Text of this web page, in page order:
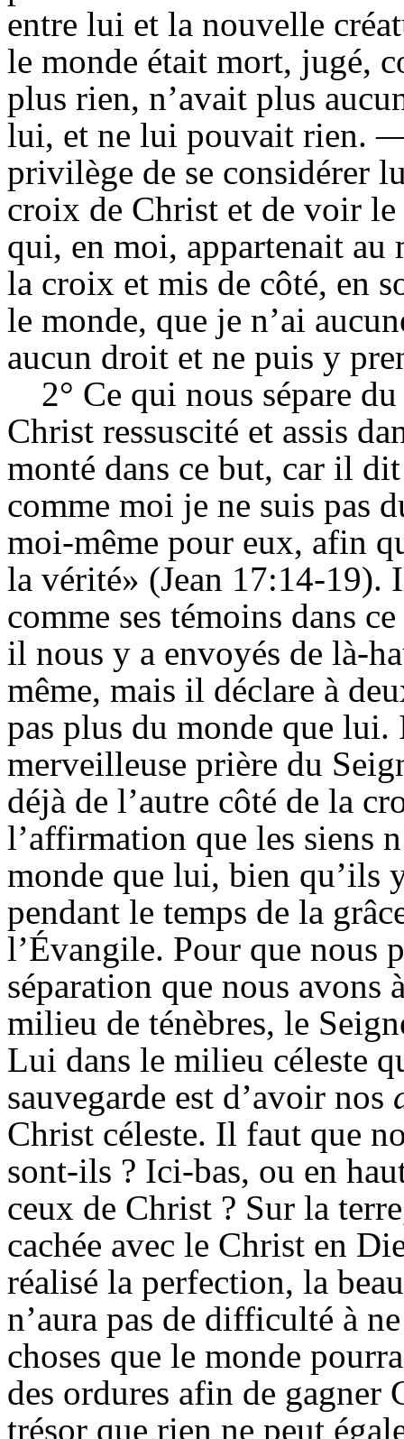
entre lui et la nouvelle
le monde était mort, jugé,
plus rien, n’avait plus
lui, et ne lui pouvait rien.
privilège de se considérer
croix de Christ et de voir
qui, en moi, appartenait au
la croix et mis de côté, en
le monde, que je n’ai
aucun droit et ne puis y
2° Ce qui nous sépare
Christ ressuscité et assis
monté dans ce but, car il
comme moi je ne suis pas
moi-même pour eux, afin
la vérité» (Jean 17:14-19).
comme ses témoins dans
il nous y a envoyés de là-
même, mais il déclare à
pas plus du monde que lui.
merveilleuse prière du
déjà de l’autre côté de la
l’affirmation que les siens
monde que lui, bien qu’ils
pendant le temps de la
l’Évangile. Pour que nous
séparation que nous avons
milieu de ténèbres, le
Lui dans le milieu céleste
sauvegarde est d’avoir nos
Christ céleste. Il faut que
sont-ils ? Ici-bas, ou en
ceux de Christ ? Sur la
cachée avec le Christ en
réalisé la perfection, la
n’aura pas de difficulté à
choses que le monde
des ordures afin de
trésor que rien ne peut